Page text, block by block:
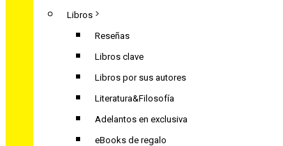
Libros
Reseñas
Libros clave
Libros por sus autores
Literatura&Filosofía
Adelantos en exclusiva
eBooks de regalo